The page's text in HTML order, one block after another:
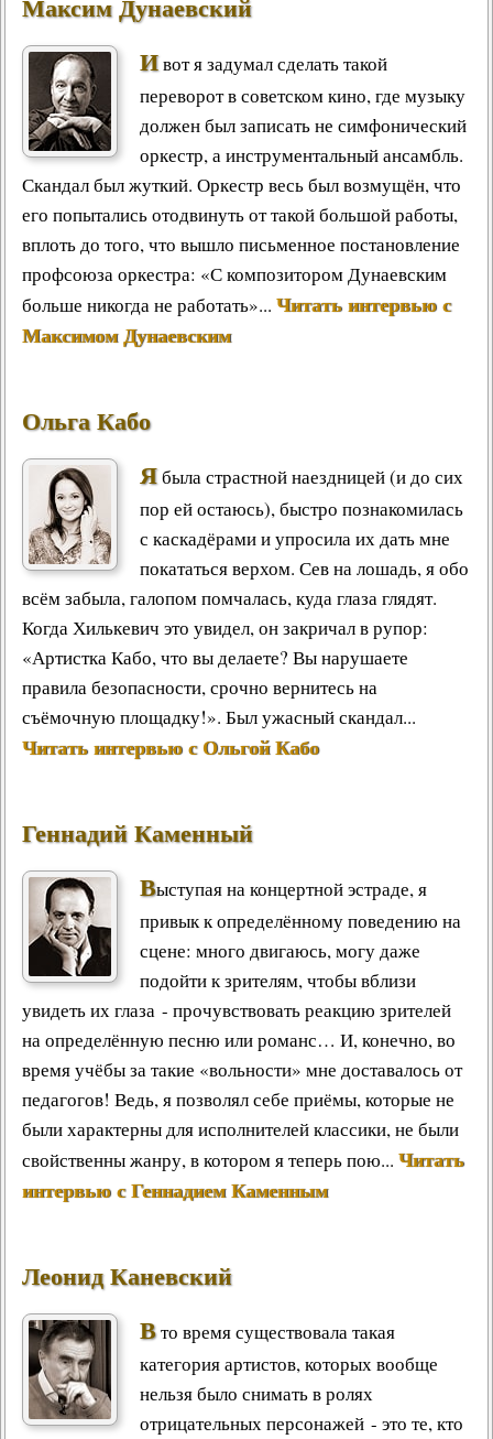
Ивот я задумал сделать такой
переворот в советском кино, где музыку
должен был записать не симфонический
оркестр, а инструментальный ансамбль.
Скандал был жуткий. Оркестр весь был возмущён, что
его попытались отодвинуть от такой большой работы,
вплоть до того, что вышло письменное постановление
профсоюза оркестра: «С композитором Дунаевским
больше никогда не работать»... Читать интервью с
Максимом Дунаевским
Ольга Кабо
Ябыла страстной наездницей (и до сих
пор ей остаюсь), быстро познакомилась
с каскадёрами и упросила их дать мне
покататься верхом. Сев на лошадь, я обо
всём забыла, галопом помчалась, куда глаза глядят.
Когда Хилькевич это увидел, он закричал в рупор:
«Артистка Кабо, что вы делаете? Вы нарушаете
правила безопасности, срочно вернитесь на
съёмочную площадку!». Был ужасный скандал...
Читать интервью с Ольгой Кабо
Геннадий Каменный
Выступая на концертной эстраде, я
привык к определённому поведению на
сцене: много двигаюсь, могу даже
подойти к зрителям, чтобы вблизи
увидеть их глаза - прочувствовать реакцию зрителей
на определённую песню или романс… И, конечно, во
время учёбы за такие «вольности» мне доставалось от
педагогов! Ведь, я позволял себе приёмы, которые не
были характерны для исполнителей классики, не были
свойственны жанру, в котором я теперь пою... Читать
интервью с Геннадием Каменным
Леонид Каневский
Вто время существовала такая
категория артистов, которых вообще
нельзя было снимать в ролях
отрицательных персонажей - это те, кто